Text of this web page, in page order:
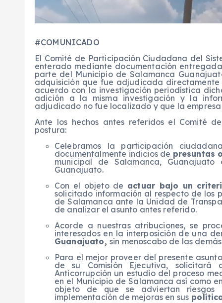
#COMUNICADO
El Comité de Participación Ciudadana del
enterado mediante documentación
parte del Municipio de Salamanca
adquisición que fue adjudicada directamente
acuerdo con la investigación periodística
adición a la misma investigación y la
adjudicado no fue localizado y que la
Ante los hechos antes referidos el Comité
postura:
Celebramos la participación
documentalmente indicios de presuntas
municipal de Salamanca,
Guanajuato.
Con el objeto de actuar bajo un
solicitado información al respecto de los
de Salamanca ante la Unidad de
de analizar el asunto antes referido.
Acorde a nuestras atribuciones, se
interesados en la interposición de una
Guanajuato, sin menoscabo de las
Para el mejor proveer del presente
de su Comisión Ejecutiva,
Anticorrupción un estudio del proceso
en el Municipio de Salamanca así como
objeto de que se adviertan riesgos
implementación de mejoras en sus